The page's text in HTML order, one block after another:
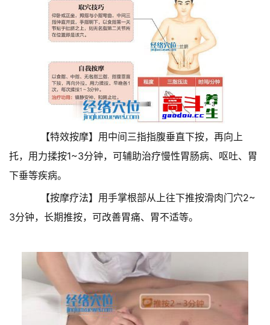
【特效按摩】用中间三指指腹垂直下按，再向上
托，用力揉按1~3分钟，可辅助治疗慢性胃肠病、呕吐、胃
下垂等疾病。
【按摩疗法】用手掌根部从上往下推按滑肉门穴2~
3分钟，长期推按，可改善胃痛、胃不适等。